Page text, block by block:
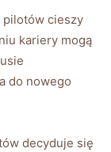
pilotów cieszy
‍kariery mogą
​do⁤ nowego
decyduje się